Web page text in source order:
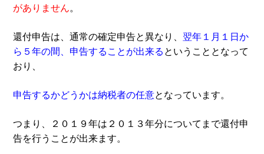
がありません。
還付申告は、通常の確定申告と異なり、 翌年１月１日か
ら５年の間、申告することが出来る ということとなって
おり、
申告するかどうかは納税者の任意となっています。
つまり、２０１９年は２０１３年分についてまで還付申
告を行うことが出来ます。